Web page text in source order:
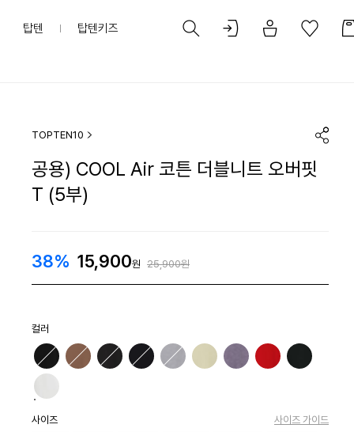
탑텐 탑텐키즈
TOPTEN10
공용) COOL Air 코튼 더블니트 오버핏
T (5부)
38% 15,900원 25,900원
컬러
사이즈 사이즈 가이드